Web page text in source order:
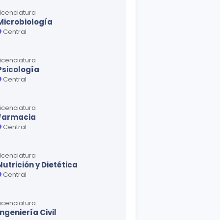
Central
Central
Central
y Dietética
Central
Civil